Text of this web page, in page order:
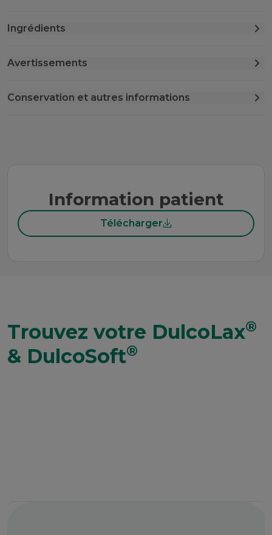
Ingrédients
Avertissements
Conservation et autres informations
Information patient
Télécharger
Trouvez votre DulcoLax®
& DulcoSoft®